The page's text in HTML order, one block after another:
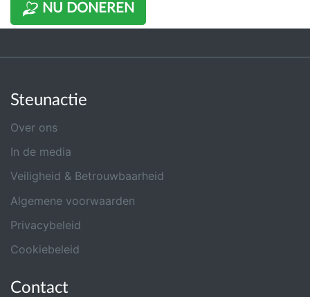
NU DONEREN
Steunactie
Over ons
In de media
Veiligheid & Betrouwbaarheid
Algemene voorwaarden
Privacybeleid
Cookiebeleid
Contact